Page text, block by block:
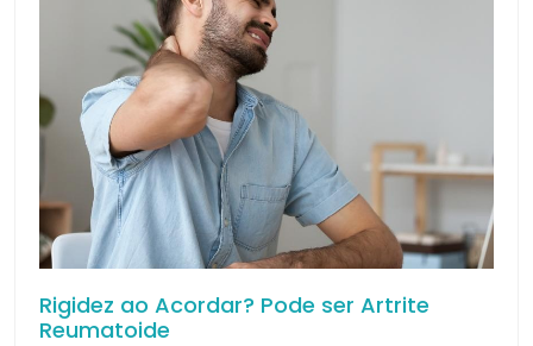
Rigidez ao Acordar? Pode ser Artrite
Reumatoide